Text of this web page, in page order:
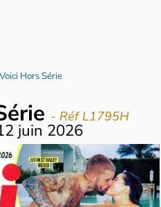
Voici Hors Série
- Réf L1795H
juin 2026